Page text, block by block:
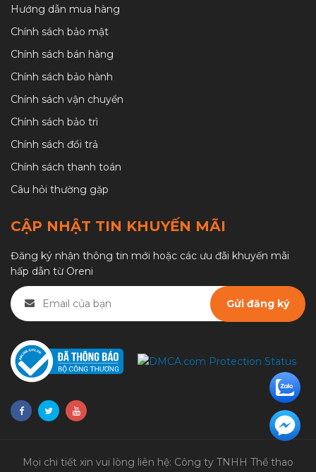
Hướng dẫn mua hàng
Chính sách bảo mật
Chính sách bán hàng
Chính sách bảo hành
Chính sách vận chuyển
Chính sách bảo trì
Chính sách đổi trả
Chính sách thanh toán
Câu hỏi thường gặp
CẬP NHẬT TIN KHUYẾN MÃI
Đăng ký nhận thông tin mới hoặc các ưu đãi khuyến mãi
hấp dẫn từ Oreni
Mọi chi tiết xin vui lòng liên hệ: Công ty TNHH Thể thao